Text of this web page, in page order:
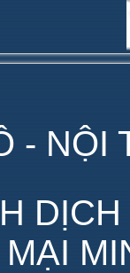
- NỘI
MẠI